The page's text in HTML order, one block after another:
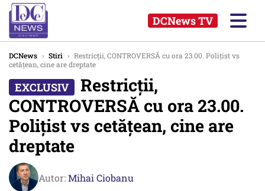
DCNews TV
DCNews › Stiri › Restricţii, CONTROVERSĂ cu ora 23.00. Poliţist vs
cetăţean, cine are dreptate
Restricţii,
CONTROVERSĂ cu ora 23.00.
Poliţist vs cetăţean, cine are
dreptate
Autor:Mihai Ciobanu